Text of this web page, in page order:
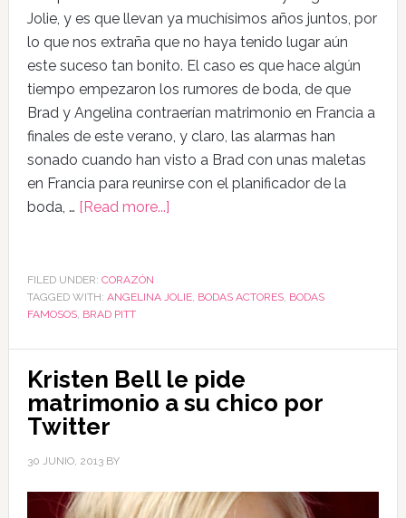
Jolie, y es que llevan ya muchísimos años juntos, por
lo que nos extraña que no haya tenido lugar aún
este suceso tan bonito. El caso es que hace algún
tiempo empezaron los rumores de boda, de que
Brad y Angelina contraerían matrimonio en Francia a
finales de este verano, y claro, las alarmas han
sonado cuando han visto a Brad con unas maletas
en Francia para reunirse con el planificador de la
boda, … [Read more...]
FILED UNDER: CORAZÓN
TAGGED WITH: ANGELINA JOLIE, BODAS ACTORES, BODAS
FAMOSOS, BRAD PITT
Kristen Bell le pide
matrimonio a su chico por
Twitter
30 JUNIO, 2013BY